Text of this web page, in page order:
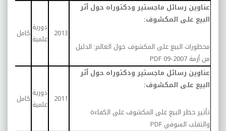
عناوين رسائل ماجستير ودكتوراه حول أثر
البيع على المكشوف:
محظورات البيع على المكشوف حول العالم: الدليل
من أزمة 2007-09
PDF
2013 دورية
علمية كامل
عناوين رسائل ماجستير ودكتوراه حول أثر
البيع على المكشوف:
تأثير حظر البيع على المكشوف على الكفاءة
والتقلب السوقي PDF
2011 دورية
علمية كامل